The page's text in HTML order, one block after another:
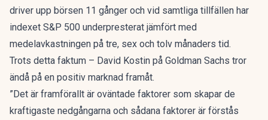
driver upp börsen 11 gånger och vid samtliga tillfällen har
indexet S&P 500 underpresterat jämfört med
medelavkastningen på tre, sex och tolv månaders tid.
Trots detta faktum – David Kostin på Goldman Sachs tror
ändå på en positiv marknad framåt.
”Det är framförallt är oväntade faktorer som skapar de
kraftigaste nedgångarna och sådana faktorer är förstås